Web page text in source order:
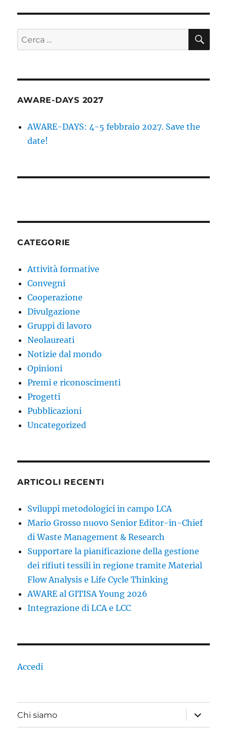
Cerca:
AWARE-DAYS 2027
AWARE-DAYS: 4-5 febbraio 2027. Save the
date!
CATEGORIE
Attività formative
Convegni
Cooperazione
Divulgazione
Gruppi di lavoro
Neolaureati
Notizie dal mondo
Opinioni
Premi e riconoscimenti
Progetti
Pubblicazioni
Uncategorized
ARTICOLI RECENTI
Sviluppi metodologici in campo LCA
Mario Grosso nuovo Senior Editor-in-Chief
di Waste Management & Research
Supportare la pianificazione della gestione
dei rifiuti tessili in regione tramite Material
Flow Analysis e Life Cycle Thinking
AWARE al GITISA Young 2026
Integrazione di LCA e LCC
Accedi
Chi siamo
apri
i
menu